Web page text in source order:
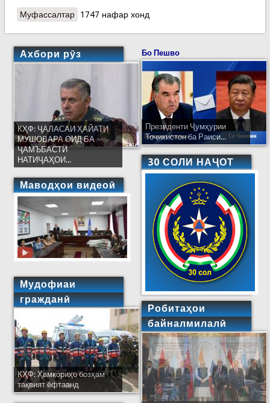
Муфассалтаро Covid-19: Шумори ҷонбохтагон дар олам аз 2
1747 нафар хонд
Ахбори рӯз
КҲФ: ҶАЛАСАИ ҲАЙАТИ
МУШОВАРА ОИД БА
ҶАМЪБАСТИ
НАТИҶАҲОИ...
Маводҳои видеоӣ
Мудофиаи
гражданӣ
КҲФ: Ҳамкориҳо бозҳам
тақвият ёфтаанд
Бо Пешво
Президенти Ҷумҳурии
Тоҷикистон ба Раиси...
30 СОЛИ НАҶОТ
Робитаҳои
байналмилалӣ